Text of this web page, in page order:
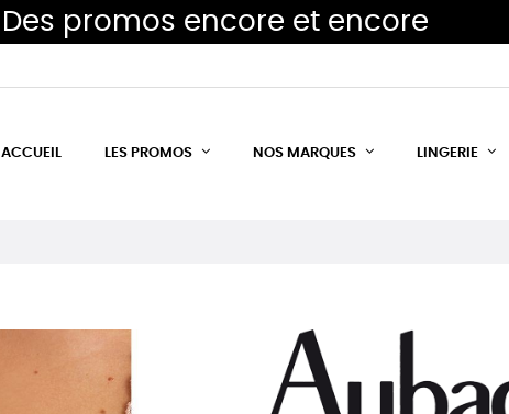
Des promos encore et encore
ACCUEIL LES PROMOS NOS MARQUES LINGERIE